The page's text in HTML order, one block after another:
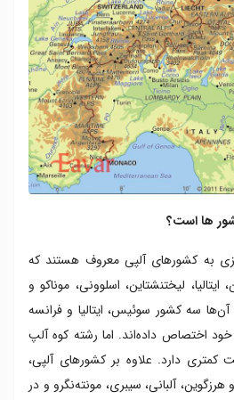
به کشورهای آلپی معروف هستند که
لیختنشتاین، اسلوونی، موناکو و
سه کشور سوئیس، ایتالیا و فرانسه
اختصاص داده‌اند. اما رشته کوه آلپ
دارد. علاوه بر کشورهای آلپی،
آلبانی، سیبری، مونته‌نگرو و در